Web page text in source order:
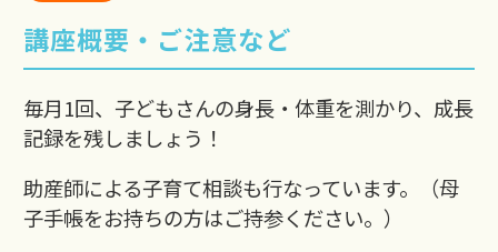
講座概要・ご注意など
毎月1回、子どもさんの身長・体重を測かり、成長
記録を残しましょう！
助産師による子育て相談も行なっています。（母
子手帳をお持ちの方はご持参ください。）